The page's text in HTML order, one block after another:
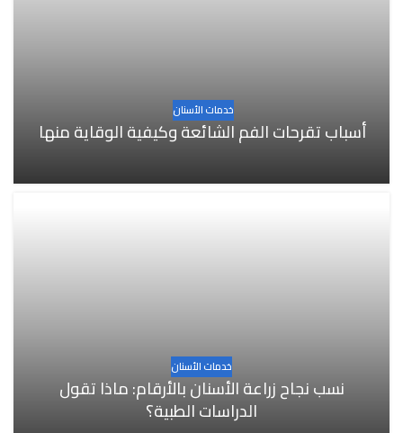
خدمات الأسنان
أسباب تقرحات الفم الشائعة وكيفية الوقاية منها
خدمات الأسنان
نسب نجاح زراعة الأسنان بالأرقام: ماذا تقول
الدراسات الطبية؟